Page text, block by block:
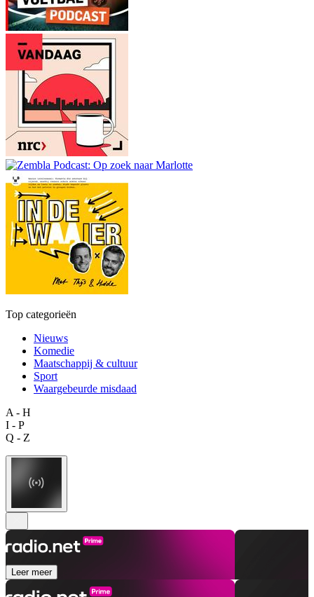
Top categorieën
Nieuws
Komedie
Maatschappij & cultuur
Sport
Waargebeurde misdaad
A - H
I - P
Q - Z
Leer meer